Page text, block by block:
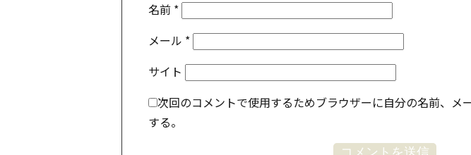
名前 *
メール *
サイト
次回のコメントで使用するためブラウザーに自分の名前、メ
する。